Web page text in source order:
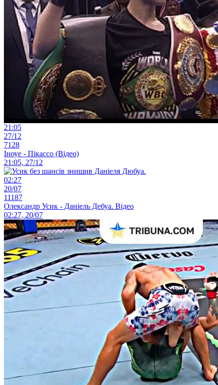
21:05
27/12
7128
Іноуе - Пікассо (Відео)
21:05, 27/12
02:27
20/07
11187
Олександр Усик - Даніель Дебуа. Відео
02:27, 20/07